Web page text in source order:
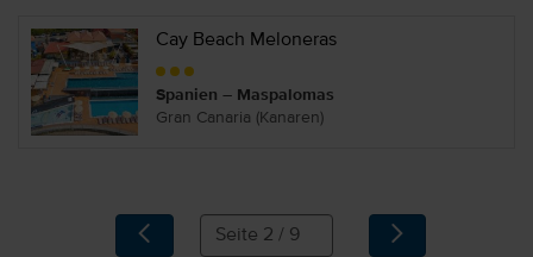
Cay Beach Meloneras
Spanien – Maspalomas
Gran Canaria (Kanaren)